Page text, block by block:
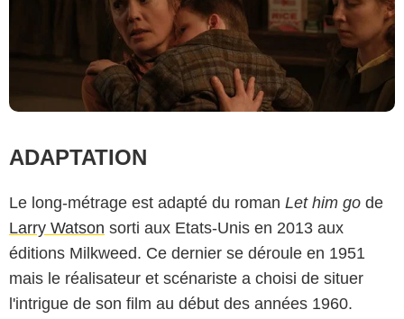
ADAPTATION
Le long-métrage est adapté du roman Let him go de
Larry Watson sorti aux Etats-Unis en 2013 aux
éditions Milkweed. Ce dernier se déroule en 1951
mais le réalisateur et scénariste a choisi de situer
l'intrigue de son film au début des années 1960.